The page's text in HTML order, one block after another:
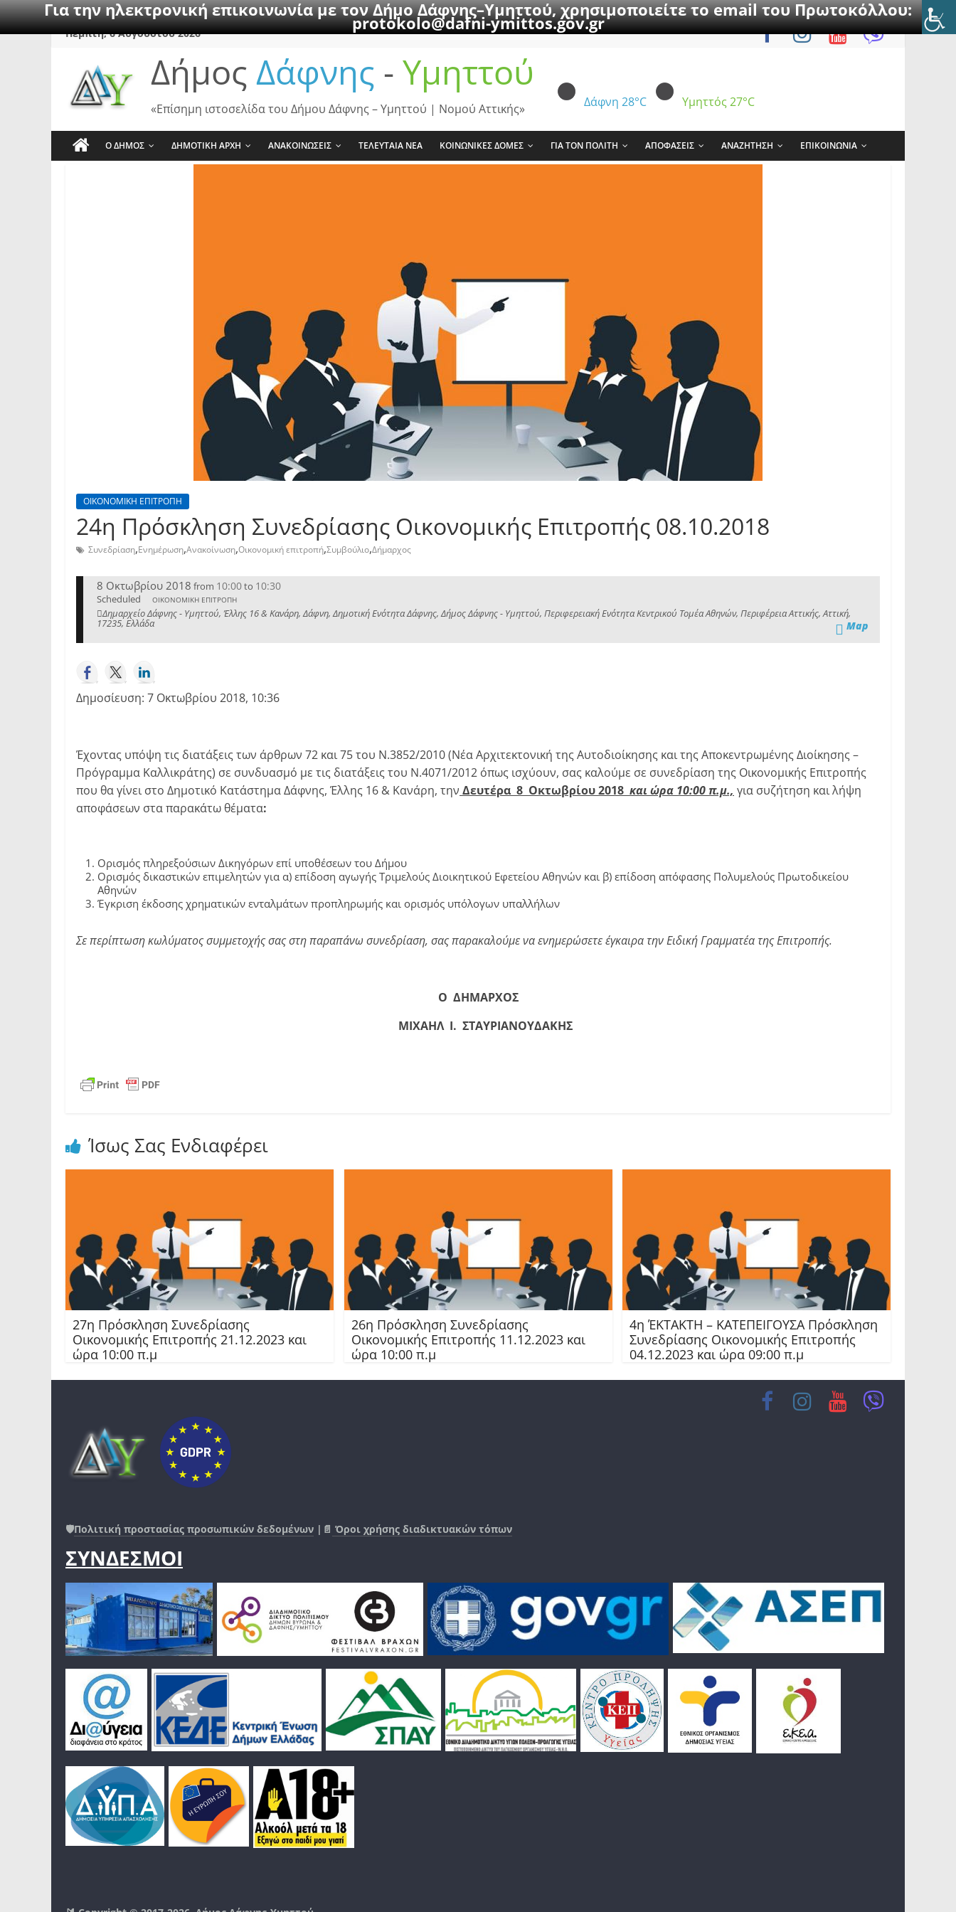
Για την ηλεκτρονική επικοινωνία με τον Δήμο Δάφνης–Υμηττού, χρησιμοποιείτε το email του Πρωτοκόλλου:
protokolo@dafni-ymittos.gov.gr
SkipΠέμπτη, 6 Αυγούστου 2026
Δήμος Δάφνης - Υμηττού
Δάφνη 28°C Υμηττός 27°C
«Επίσημη ιστοσελίδα του Δήμου Δάφνης – Υμηττού | Νομού Αττικής»
Ο ΔΗΜΟΣ ΔΗΜΟΤΙΚΗ ΑΡΧΗ ΑΝΑΚΟΙΝΩΣΕΙΣ ΤΕΛΕΥΤΑΙΑ ΝΕΑ ΚΟΙΝΩΝΙΚΕΣ ΔΟΜΕΣ ΓΙΑ ΤΟΝ ΠΟΛΙΤΗ ΑΠΟΦΑΣΕΙΣ ΑΝΑΖΗΤΗΣΗ ΕΠΙΚΟΙΝΩΝΙΑ
ΟΙΚΟΝΟΜΙΚΗ ΕΠΙΤΡΟΠΗ
24η Πρόσκληση Συνεδρίασης Οικονομικής Επιτροπής 08.10.2018
Συνεδρίαση,Ενημέρωση,Ανακοίνωση,Οικονομική επιτροπή,Συμβούλιο,Δήμαρχος
8 Οκτωβρίου 2018 from 10:00to 10:30
Scheduled ΟΙΚΟΝΟΜΙΚΗ ΕΠΙΤΡΟΠΗ
Δημαρχείο Δάφνης - Υμηττού, Έλλης 16 & Κανάρη, Δάφνη, Δημοτική Ενότητα Δάφνης, Δήμος Δάφνης - Υμηττού, Περιφερειακή Ενότητα Κεντρικού Τομέα Αθηνών, Περιφέρεια Αττικής, Αττική,
17235, Ελλάδα Map
Δημοσίευση: 7 Οκτωβρίου 2018, 10:36
Έχοντας υπόψη τις διατάξεις των άρθρων 72 και 75 του Ν.3852/2010 (Νέα Αρχιτεκτονική της Αυτοδιοίκησης και της Αποκεντρωμένης Διοίκησης –
Πρόγραμμα Καλλικράτης) σε συνδυασμό με τις διατάξεις του Ν.4071/2012 όπως ισχύουν, σας καλούμε σε συνεδρίαση της Οικονομικής Επιτροπής
που θα γίνει στο Δημοτικό Κατάστημα Δάφνης, Έλλης 16 & Κανάρη, την Δευτέρα 8 Οκτωβρίου 2018 και ώρα 10:00 π.μ., για συζήτηση και λήψη
αποφάσεων στα παρακάτω θέματα:
Ορισμός πληρεξούσιων Δικηγόρων επί υποθέσεων του Δήμου
Ορισμός δικαστικών επιμελητών για α) επίδοση αγωγής Τριμελούς Διοικητικού Εφετείου Αθηνών και β) επίδοση απόφασης Πολυμελούς Πρωτοδικείου
Αθηνών
Έγκριση έκδοσης χρηματικών ενταλμάτων προπληρωμής και ορισμός υπόλογων υπαλλήλων
Σε περίπτωση κωλύματος συμμετοχής σας στη παραπάνω συνεδρίαση, σας παρακαλούμε να ενημερώσετε έγκαιρα την Ειδική Γραμματέα της Επιτροπής.
Ο ΔΗΜΑΡΧΟΣ
ΜΙΧΑΗΛ Ι. ΣΤΑΥΡΙΑΝΟΥΔΑΚΗΣ
Ίσως Σας Ενδιαφέρει
27η Πρόσκληση Συνεδρίασης
Οικονομικής Επιτροπής 21.12.2023 και
ώρα 10:00 π.μ
26η Πρόσκληση Συνεδρίασης
Οικονομικής Επιτροπής 11.12.2023 και
ώρα 10:00 π.μ
4η ΈΚΤΑΚΤΗ – ΚΑΤΕΠΕΙΓΟΥΣΑ Πρόσκληση
Συνεδρίασης Οικονομικής Επιτροπής
04.12.2023 και ώρα 09:00 π.μ
🛡️Πολιτική προστασίας προσωπικών δεδομένων |📄 Όροι χρήσης διαδικτυακών τόπων
ΣΥΝΔΕΣΜΟΙ